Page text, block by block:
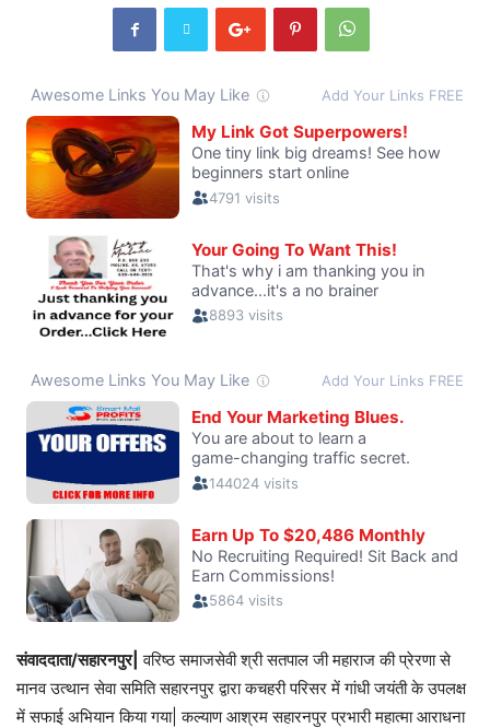
संवाददाता/सहारनपुर| वरिष्ठ समाजसेवी श्री सतपाल जी महाराज की प्रेरणा से
मानव उत्थान सेवा समिति सहारनपुर द्वारा कचहरी परिसर में गांधी जयंती के उपलक्ष
में सफाई अभियान किया गया| कल्याण आश्रम सहारनपुर प्रभारी महात्मा आराधना